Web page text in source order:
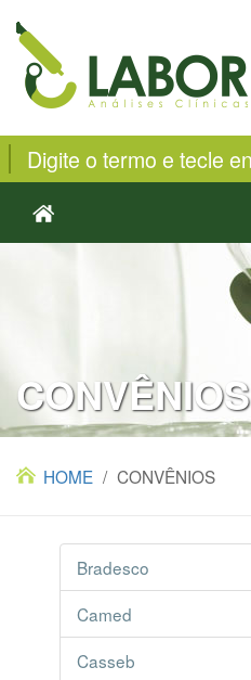
CONVÊNIOS
HOME / CONVÊNIOS
Bradesco
Camed
Casseb